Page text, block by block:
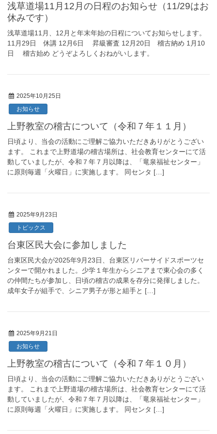
浅草道場11月12月の日程のお知らせ（11/29はお
休みです）
浅草道場11月、12月と年末年始の日程についてお知らせします。
11月29日 休講 12月6日 昇級審査 12月20日 稽古納め 1月10
日 稽古始め どうぞよろしくおねがいします。
2025年10月25日
お知らせ
上野教室の稽古について（令和７年１１月）
日頃より、当会の活動にご理解ご協力いただきありがとうござい
ます。 これまで上野道場の稽古場所は、社会教育センターにて活
動していましたが、令和７年７月以降は、「竜泉福祉センター」
に原則毎週「火曜日」に実施します。 同センタ […]
2025年9月23日
トピックス
台東区民大会に参加しました
台東区民大会が2025年9月23日、台東区リバーサイドスポーツセ
ンターで開かれました。少学１年生からシニアまで東心会の多く
の仲間たちが参加し、日頃の稽古の成果を存分に発揮しました。
成年女子が組手で、シニア男子が形と組手と […]
2025年9月21日
お知らせ
上野教室の稽古について（令和７年１０月）
日頃より、当会の活動にご理解ご協力いただきありがとうござい
ます。 これまで上野道場の稽古場所は、社会教育センターにて活
動していましたが、令和７年７月以降は、「竜泉福祉センター」
に原則毎週「火曜日」に実施します。 同センタ […]